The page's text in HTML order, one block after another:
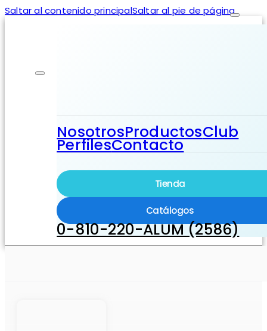
Saltar al contenido principalSaltar al pie de página
NosotrosProductosClub
PerfilesContacto
Tienda
Catálogos
0-810-220-ALUM (2586)